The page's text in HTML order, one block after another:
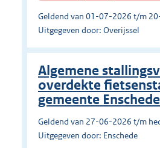
Geldend van 01-07-2026 t/m
Uitgegeven door: Overijssel
Algemene
overdekte
gemeente Enschede
Geldend van 27-06-2026 t/m
Uitgegeven door: Enschede